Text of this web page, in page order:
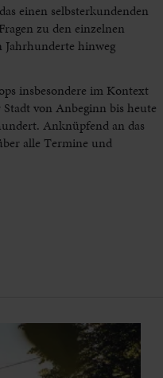
einen selbsterkundenden
zu den einzelnen
Jahrhunderte hinweg
insbesondere im Kontext
von Anbeginn bis heute
Anknüpfend an das
alle Termine und